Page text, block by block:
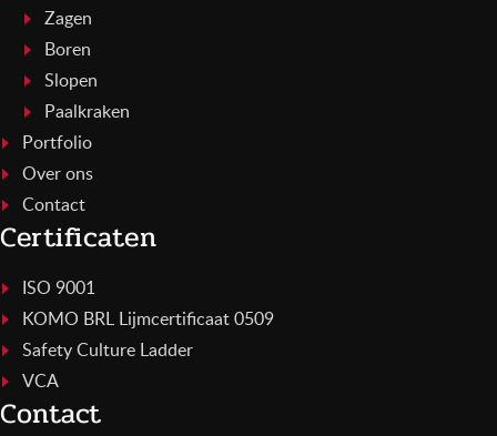
Zagen
Boren
Slopen
Paalkraken
Portfolio
Over ons
Contact
Certificaten
ISO 9001
KOMO BRL Lijmcertificaat 0509
Safety Culture Ladder
VCA
Contact